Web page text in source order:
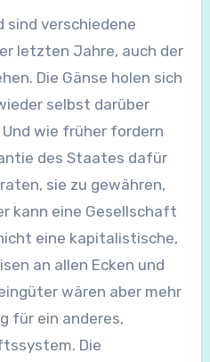
sind verschiedene
letzten Jahre, auch der
Die Gänse holen sich
selbst darüber
wie früher fordern
des Staates dafür
sie zu gewähren,
kann eine Gesellschaft
eine kapitalistische,
an allen Ecken und
wären aber mehr
für ein anderes,
Die